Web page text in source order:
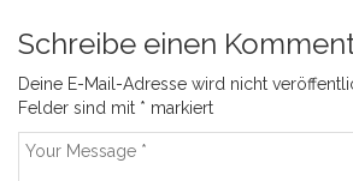
Schreibe einen
Deine E-Mail-Adresse wird nicht
Felder sind mit * markiert